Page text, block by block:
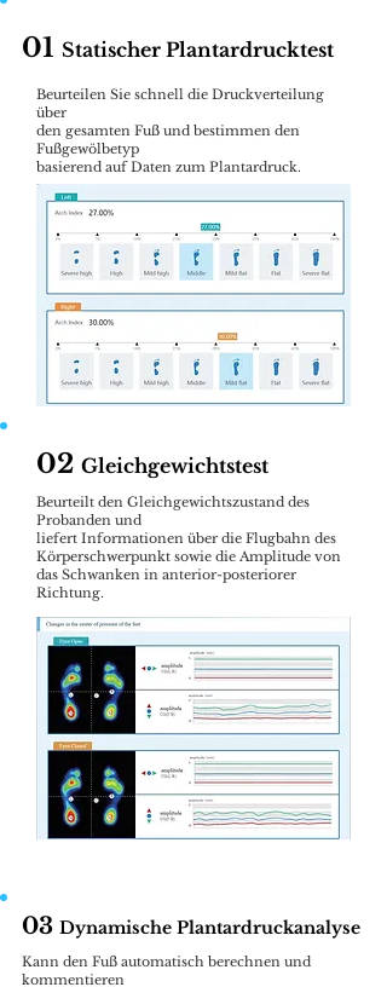
01 Statischer Plantardrucktest
Beurteilen Sie schnell die Druckverteilung
über
den gesamten Fuß und bestimmen den
Fußgewölbetyp
basierend auf Daten zum Plantardruck.
02 Gleichgewichtstest
Beurteilt den Gleichgewichtszustand des
Probanden und
liefert Informationen über die Flugbahn des
Körperschwerpunkt sowie die Amplitude von
das Schwanken in anterior-posteriorer
Richtung.
03 Dynamische Plantardruckanalyse
Kann den Fuß automatisch berechnen und
kommentieren